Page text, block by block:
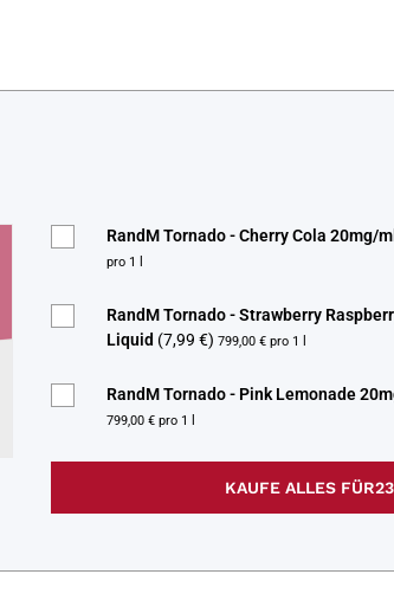
RandM Tornado - Cherry Cola 20mg/
pro 1 l
RandM Tornado - Strawberry
Liquid (7,99 €) 799,00 € pro 1 l
RandM Tornado - Pink Lemonade
799,00 € pro 1 l
KAUFE ALLES FÜR